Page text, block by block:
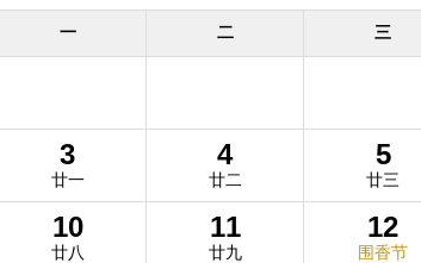
一 二 三
3
廿一
4
廿二
5
廿三
10
廿八
11
廿九
12
围香节